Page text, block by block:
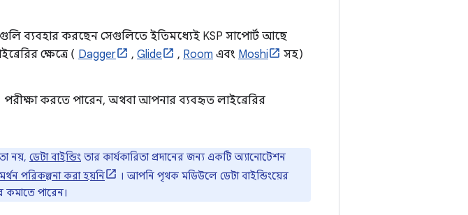
ব্যবহার করছেন সেগুলিতে ইতিমধ্যেই KSP সাপোর্ট আছে
ক্ষেত্রে ( Dagger , Glide , Room এবং Moshi
সহ)
পরীক্ষা করতে পারেন, অথবা আপনার ব্যবহৃত লাইব্রেরির
নয়, ডেটা বাইন্ডিং তার কার্যকারিতা প্রদানের জন্য একটি অ্যানোটেশন
পরিকল্পনা করা হয়নি
। আপনি পৃথক মডিউলে ডেটা বাইন্ডিংয়ের
পারেন।